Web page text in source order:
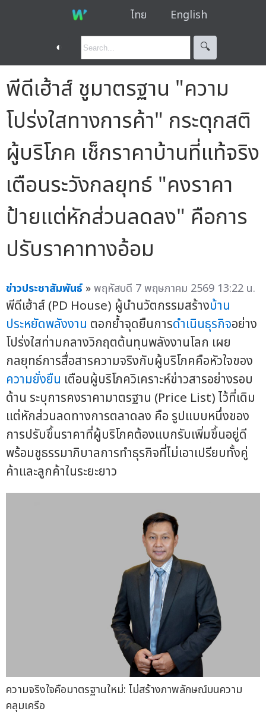
ไทย English
◐ 🔍︎
พีดีเฮ้าส์ ชูมาตรฐาน "ความ
โปร่งใสทางการค้า" กระตุกสติ
ผู้บริโภค เช็กราคาบ้านที่แท้จริง
เตือนระวังกลยุทธ์ "คงราคา
ป้ายแต่หักส่วนลดลง" คือการ
ปรับราคาทางอ้อม
ข่าวประชาสัมพันธ์ »พฤหัสบดี 7 พฤษภาคม 2569 13:22 น.
พีดีเฮ้าส์ (PD House) ผู้นำนวัตกรรมสร้างบ้าน
ประหยัดพลังงาน ตอกย้ำจุดยืนการดำเนินธุรกิจอย่าง
โปร่งใสท่ามกลางวิกฤตต้นทุนพลังงานโลก เผย
กลยุทธ์การสื่อสารความจริงกับผู้บริโภคคือหัวใจของ
ความยั่งยืน เตือนผู้บริโภควิเคราะห์ข่าวสารอย่างรอบ
ด้าน ระบุการคงราคามาตรฐาน (Price List) ไว้ที่เดิม
แต่หักส่วนลดทางการตลาดลง คือ รูปแบบหนึ่งของ
การปรับขึ้นราคาที่ผู้บริโภคต้องแบกรับเพิ่มขึ้นอยู่ดี
พร้อมชูธรรมาภิบาลการทำธุรกิจที่ไม่เอาเปรียบทั้งคู่
ค้าและลูกค้าในระยะยาว
ความจริงใจคือมาตรฐานใหม่: ไม่สร้างภาพลักษณ์บนความ
คลุมเครือ